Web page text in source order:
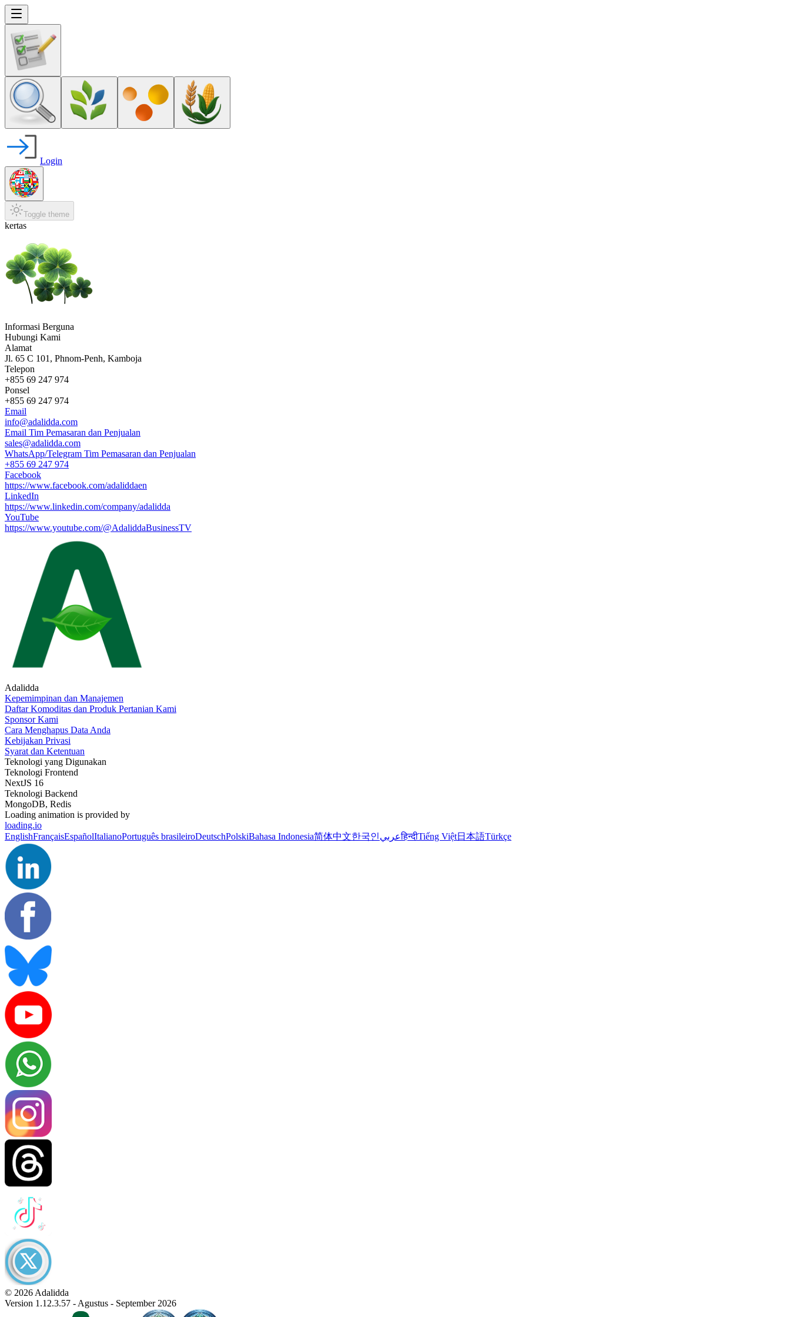
Login
Toggle theme
kertas
Informasi Berguna
Hubungi Kami
Alamat
Jl. 65 C 101, Phnom-Penh, Kamboja
Telepon
+855 69 247 974
Ponsel
+855 69 247 974
Email
info@adalidda.com
Email Tim Pemasaran dan Penjualan
sales@adalidda.com
WhatsApp/Telegram Tim Pemasaran dan Penjualan
+855 69 247 974
Facebook
https://www.facebook.com/adaliddaen
LinkedIn
https://www.linkedin.com/company/adalidda
YouTube
https://www.youtube.com/@AdaliddaBusinessTV
Adalidda
Kepemimpinan dan Manajemen
Daftar Komoditas dan Produk Pertanian Kami
Sponsor Kami
Cara Menghapus Data Anda
Kebijakan Privasi
Syarat dan Ketentuan
Teknologi yang Digunakan
Teknologi Frontend
NextJS 16
Teknologi Backend
MongoDB, Redis
Loading animation is provided by
loading.io
EnglishFrançaisEspañolItalianoPortuguês brasileiroDeutschPolskiBahasa Indonesia简体中文한국인عربيहिन्दीTiếng Việt日本語Türkçe
© 2026 Adalidda
Version 1.12.3.57 - Agustus - September 2026